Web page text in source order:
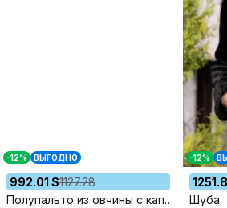
-12% ВЫГОДНО
992.01 $1127.28
Полупальто из овчины с капюшоном и прорезными карманами
-12%
Шуба